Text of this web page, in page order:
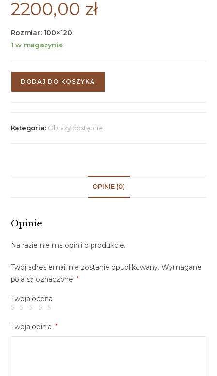
2200,00 zł
Rozmiar: 100×120
1 w magazynie
DODAJ DO KOSZYKA
Kategoria: Obrazy dostępne
OPINIE (0)
Opinie
Na razie nie ma opinii o produkcie.
Twój adres email nie zostanie opublikowany. Wymagane
pola są oznaczone
*
Twoja ocena
Twoja opinia *